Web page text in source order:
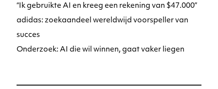
“Ik gebruikte AI en kreeg een rekening van $47.000”
adidas: zoekaandeel wereldwijd voorspeller van
succes
Onderzoek: AI die wil winnen, gaat vaker liegen